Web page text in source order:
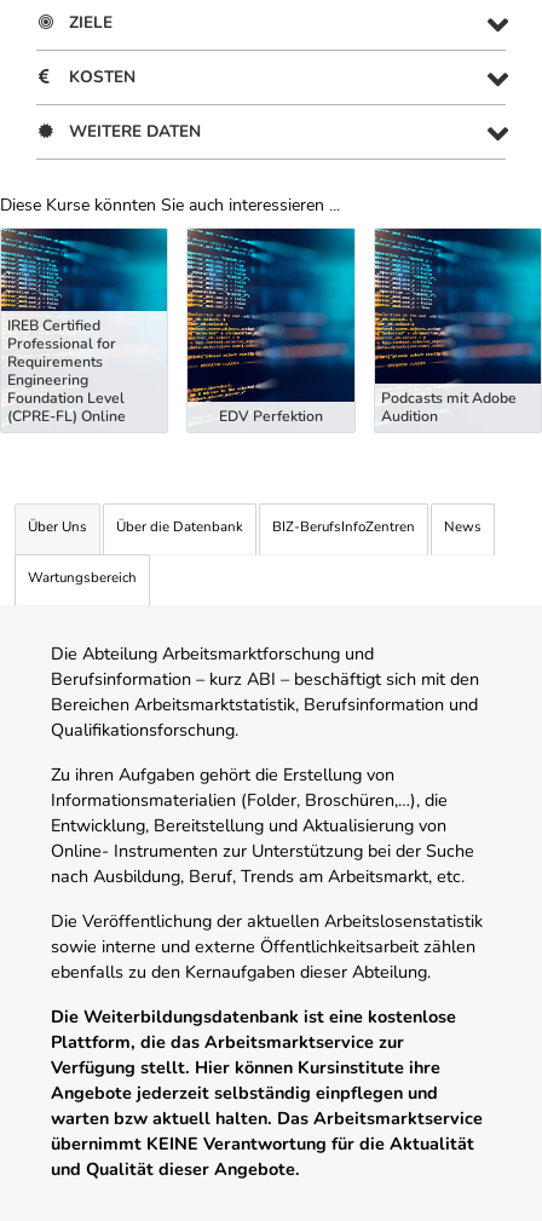
ZIELE
KOSTEN
WEITERE DATEN
Diese Kurse könnten Sie auch interessieren ...
Uber Weiterbildungsvorschläge
IREB Certified
Professional for
Requirements
Engineering
Foundation Level
(CPRE-FL) Online
EDV Perfektion
Podcasts mit Adobe
Audition
Über Uns Über die Datenbank BIZ-BerufsInfoZentren News
Wartungsbereich
Die Abteilung Arbeitsmarktforschung und
Berufsinformation – kurz ABI – beschäftigt sich mit den
Bereichen Arbeitsmarktstatistik, Berufsinformation und
Qualifikationsforschung.
Zu ihren Aufgaben gehört die Erstellung von
Informationsmaterialien (Folder, Broschüren,…), die
Entwicklung, Bereitstellung und Aktualisierung von
Online- Instrumenten zur Unterstützung bei der Suche
nach Ausbildung, Beruf, Trends am Arbeitsmarkt, etc.
Die Veröffentlichung der aktuellen Arbeitslosenstatistik
sowie interne und externe Öffentlichkeitsarbeit zählen
ebenfalls zu den Kernaufgaben dieser Abteilung.
Die Weiterbildungsdatenbank ist eine kostenlose
Plattform, die das Arbeitsmarktservice zur
Verfügung stellt. Hier können Kursinstitute ihre
Angebote jederzeit selbständig einpflegen und
warten bzw aktuell halten. Das Arbeitsmarktservice
übernimmt KEINE Verantwortung für die Aktualität
und Qualität dieser Angebote.